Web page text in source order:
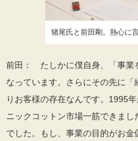
猪尾氏と前田剛。熱心に
前田： たしかに僕自身、「事業
なっています。さらにその先に
りお客様の存在なんです。1995
ニックコットン市場一筋できま
でした。もし、事業の目的がお